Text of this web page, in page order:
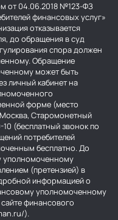
от 04.06.2018 №123-ФЗ
финансовых услуг»
отказывается
до обращения в суд
спора должен
Обращение
может быть
личный кабинет на
форме (место
Старомонетный
(бесплатный звонок по
потребителей
бесплатно. До
уполномоченному
(претензией) в
информацией о
уполномоченному
финансового
).